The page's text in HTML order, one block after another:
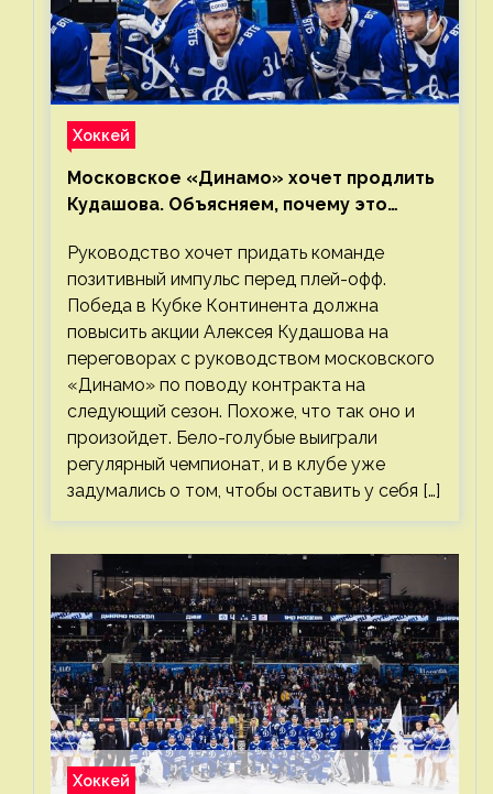
Хоккей
Московское «Динамо» хочет продлить
Кудашова. Объясняем, почему это
Руководство хочет придать команде
позитивный импульс перед плей-офф.
Победа в Кубке Континента должна
повысить акции Алексея Кудашова на
переговорах с руководством московского
«Динамо» по поводу контракта на
следующий сезон. Похоже, что так оно и
произойдет. Бело-голубые выиграли
регулярный чемпионат, и в клубе уже
задумались о том, чтобы оставить у себя […]
Хоккей